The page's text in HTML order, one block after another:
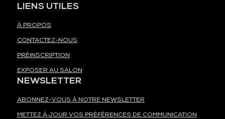
LIENS UTILES
À PROPOS
CONTACTEZ-NOUS
PRÉINSCRIPTION
EXPOSER AU SALON
NEWSLETTER
ABONNEZ-VOUS À NOTRE NEWSLETTER
METTEZ À JOUR VOS PRÉFÉRENCES DE COMMUNICATION